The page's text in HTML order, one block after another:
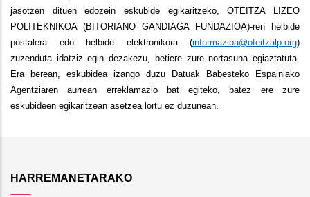
jasotzen dituen edozein eskubide egikaritzeko, OTEITZA LIZEO
POLITEKNIKOA (BITORIANO GANDIAGA FUNDAZIOA)-ren helbide
postalera edo helbide elektronikora (informazioa@oteitzalp.org)
zuzenduta idatziz egin dezakezu, betiere zure nortasuna egiaztatuta.
Era berean, eskubidea izango duzu Datuak Babesteko Espainiako
Agentziaren aurrean erreklamazio bat egiteko, batez ere zure
eskubideen egikaritzean asetzea lortu ez duzunean.
HARREMANETARAKO